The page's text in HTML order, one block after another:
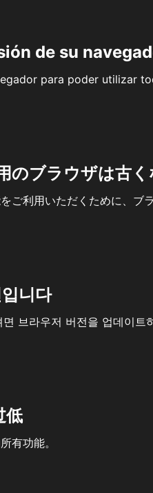
de su
para poder utilizar
のブラウザは古
ご利用いただくために、ブ
니다
브라우저 버전을 업데이트
低
有功能。